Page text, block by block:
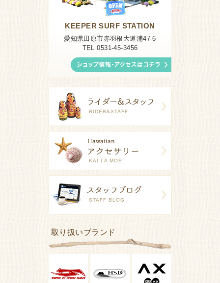
KEEPER SURF STATION
愛知県田原市赤羽根大道浦47-6
TEL 0531-45-3456
取り扱いブランド